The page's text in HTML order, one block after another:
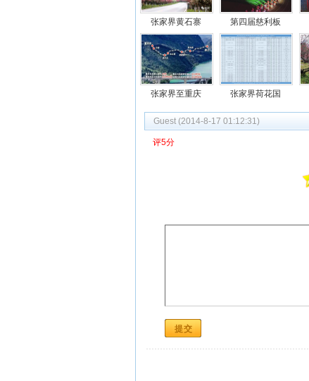
张家界黄石寨 第四届慈利板
张家界至重庆 张家界荷花国
Guest (2014-8-17 01:12:31)
评5分